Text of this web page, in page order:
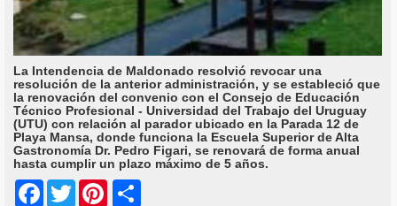
La Intendencia de Maldonado resolvió revocar una
resolución de la anterior administración, y se estableció que
la renovación del convenio con el Consejo de Educación
Técnico Profesional - Universidad del Trabajo del Uruguay
(UTU) con relación al parador ubicado en la Parada 12 de
Playa Mansa, donde funciona la Escuela Superior de Alta
Gastronomía Dr. Pedro Figari, se renovará de forma anual
hasta cumplir un plazo máximo de 5 años.
Facebook
Twitter Pinterest